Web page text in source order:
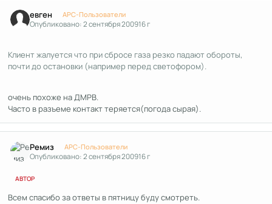
евген APC-Пользователи
Опубликовано:2 сентября 200916 г
Клиент жалуется что при сбросе газа резко падают обороты,
почти до остановки (например перед светофором).
очень похоже на ДМРВ.
Часто в разъеме контакт теряется(погода сырая).
Ремиз APC-Пользователи
Опубликовано:2 сентября 200916 г
АВТОР
Всем спасибо за ответы в пятницу буду смотреть.